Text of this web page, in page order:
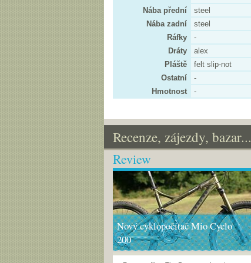
Nába přední
steel
Nába zadní
steel
Ráfky
-
Dráty
alex
Pláště
felt slip-not
Ostatní
-
Hmotnost
-
Recenze, zájezdy, bazar...
Review
Nový cyklopočítač Mio Cyclo
200